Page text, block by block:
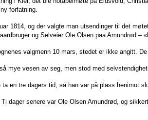
forfatning.
1814, og der valgte man utsendinger til det
og Selveier Ole Olsen paa Amundrød –
valgmenn 10 mars, stedet er ikke angitt.
mye vesen av seg, men stod med
en tre dagers tid, så han var på plass henimot
dager senere var Ole Olsen Amundrød, og